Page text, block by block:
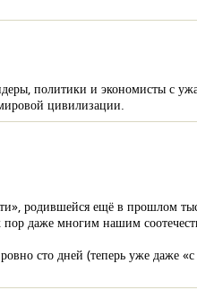
политики и экономисты с
цивилизации.
родившейся ещё в прошлом
даже многим нашим
сто дней (теперь уже даже «с